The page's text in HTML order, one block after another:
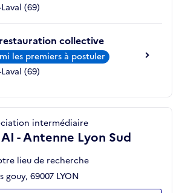
(69)
collective
les premiers à postuler
(69)
intermédiaire
AI - Antenne Lyon Sud
lieu de recherche
gouy, 69007 LYON